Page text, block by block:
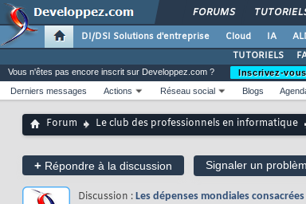
FORUMS
DI/DSI Solutions d'entreprise Cloud IA
TUTORIELS
Vous n'êtes pas encore inscrit sur Developpez.com ?
Inscrivez-
Derniers messages
Actions Réseau social Blogs
Forum Le club des professionnels en informatique
+ Répondre à la discussion Signaler un
Discussion : Les dépenses mondiales